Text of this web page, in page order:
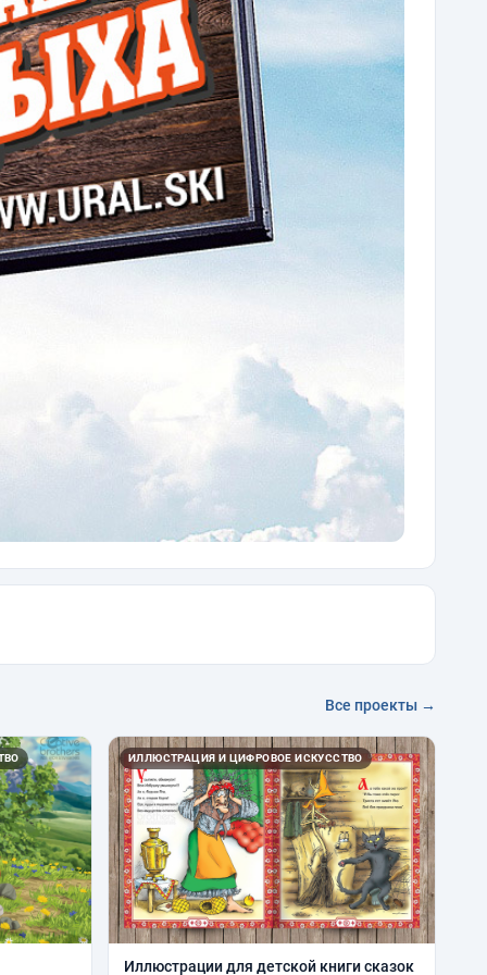
Все проекты →
ИЛЛЮСТРАЦИЯ И ЦИФРОВОЕ ИСКУССТВО
Иллюстрации для детской книги сказок